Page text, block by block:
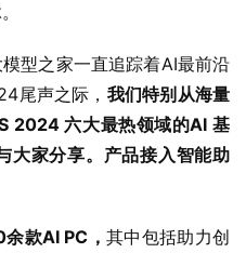
型之家一直追踪着AI最前沿
尾声之际， 我们特别从海量
2024 六大最热领域的AI 基
大家分享。 产品接入智能助
款AI PC， 其中包括助力创